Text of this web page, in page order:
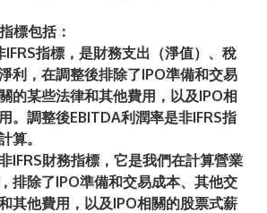
標包括：
IFRS指標，是財務支出（淨值）、稅
利，在調整後排除了IPO準備和交易
的某些法律和其他費用，以及IPO相
。調整後EBITDA利潤率是非IFRS指
算。
IFRS財務指標，它是我們在計算營業
排除了IPO準備和交易成本、其他交
其他費用，以及IPO相關的股票式薪